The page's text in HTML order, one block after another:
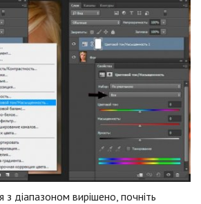
з діапазоном вирішено, почніть